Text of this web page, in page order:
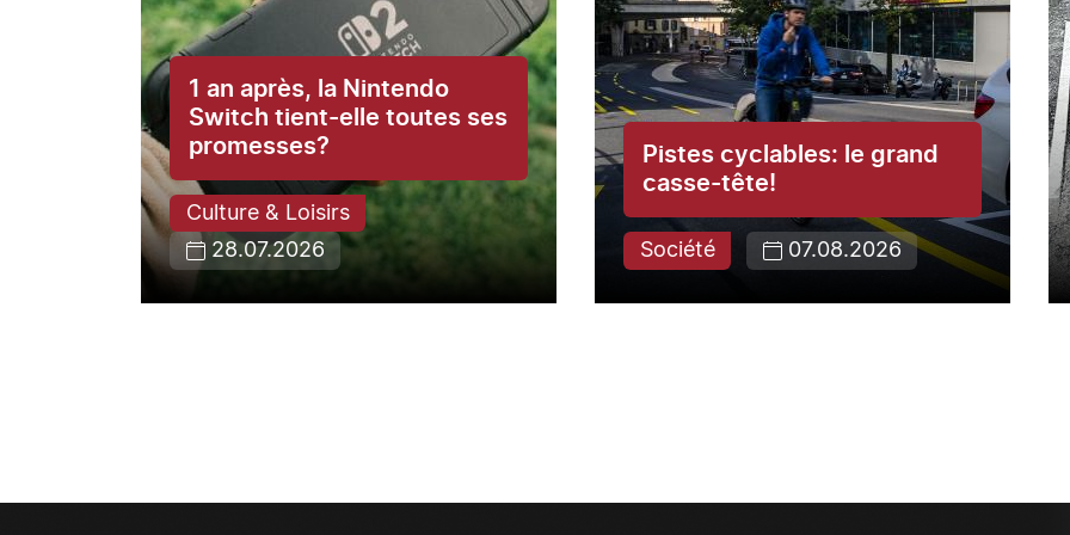
1 an après, la Nintendo
Switch tient-elle toutes ses
promesses?
Culture & Loisirs
28.07.2026
Pistes cyclables: le grand
casse-tête!
Société 07.08.2026